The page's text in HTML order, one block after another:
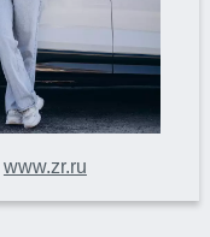
www.zr.ru